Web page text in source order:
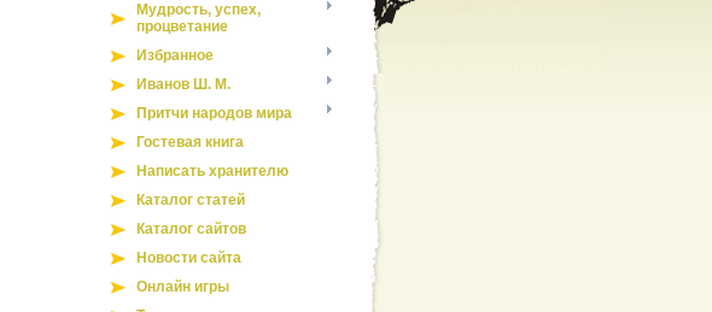
Мудрость, успех,
процветание
Избранное
Иванов Ш. М.
Притчи народов мира
Гостевая книга
Написать хранителю
Каталог статей
Каталог сайтов
Новости сайта
Онлайн игры